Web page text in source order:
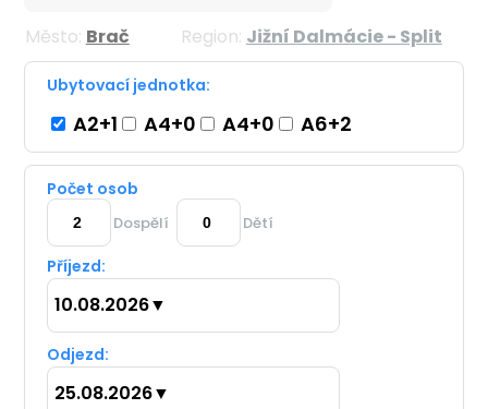
Město: Brač Region: Jižní Dalmácie - Split
Ubytovací jednotka:
A2+1 A4+0 A4+0 A6+2
Počet osob
Dospělí Dětí
Příjezd:
10.08.2026▼
Odjezd:
25.08.2026▼